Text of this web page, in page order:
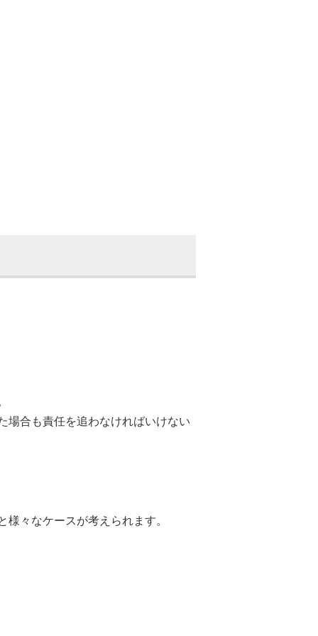
場合も責任を追わなければいけない
々なケースが考えられます。